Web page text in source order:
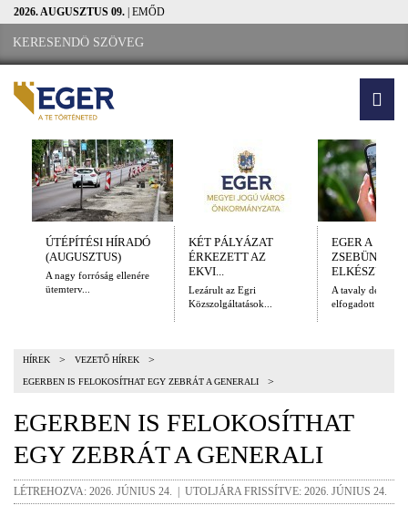
2026. AUGUSZTUS 09. | EMŐD
ÚTÉPÍTÉSI HÍRADÓ
(AUGUSZTUS)
A nagy forróság ellenére
ütemterv...
KÉT PÁLYÁZAT
ÉRKEZETT AZ
EKVI...
Lezárult az Egri
Közszolgáltatások...
EGER A
ELKÉSZÜLT
A tavaly
elfogadott
HÍREK > VEZETŐ HÍREK >
EGERBEN IS FELOKOSÍTHAT EGY ZEBRÁT A GENERALI >
EGERBEN IS FELOKOSÍTHAT
EGY ZEBRÁT A GENERALI
LÉTREHOZVA: 2026. JÚNIUS 24. | UTOLJÁRA FRISSÍTVE: 2026. JÚNIUS 24.